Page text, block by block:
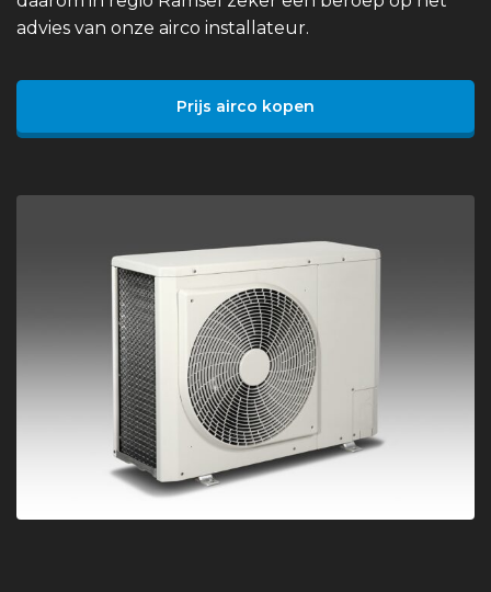
advies van onze airco installateur.
Prijs airco kopen